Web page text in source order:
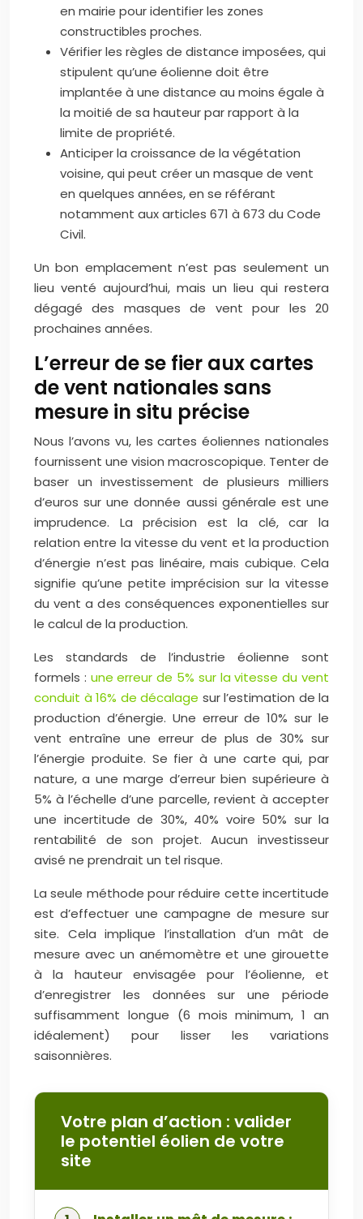
en mairie pour identifier les zones
constructibles proches.
Vérifier les règles de distance imposées, qui
stipulent qu’une éolienne doit être
implantée à une distance au moins égale à
la moitié de sa hauteur par rapport à la
limite de propriété.
Anticiper la croissance de la végétation
voisine, qui peut créer un masque de vent
en quelques années, en se référant
notamment aux articles 671 à 673 du Code
Civil.
Un bon emplacement n’est pas seulement un
lieu venté aujourd’hui, mais un lieu qui restera
dégagé des masques de vent pour les 20
prochaines années.
L’erreur de se fier aux cartes
de vent nationales sans
mesure in situ précise
Nous l’avons vu, les cartes éoliennes nationales
fournissent une vision macroscopique. Tenter de
baser un investissement de plusieurs milliers
d’euros sur une donnée aussi générale est une
imprudence. La précision est la clé, car la
relation entre la vitesse du vent et la production
d’énergie n’est pas linéaire, mais cubique. Cela
signifie qu’une petite imprécision sur la vitesse
du vent a des conséquences exponentielles sur
le calcul de la production.
Les standards de l’industrie éolienne sont
formels : une erreur de 5% sur la vitesse du vent
conduit à 16% de décalage sur l’estimation de la
production d’énergie. Une erreur de 10% sur le
vent entraîne une erreur de plus de 30% sur
l’énergie produite. Se fier à une carte qui, par
nature, a une marge d’erreur bien supérieure à
5% à l’échelle d’une parcelle, revient à accepter
une incertitude de 30%, 40% voire 50% sur la
rentabilité de son projet. Aucun investisseur
avisé ne prendrait un tel risque.
La seule méthode pour réduire cette incertitude
est d’effectuer une campagne de mesure sur
site. Cela implique l’installation d’un mât de
mesure avec un anémomètre et une girouette
à la hauteur envisagée pour l’éolienne, et
d’enregistrer les données sur une période
suffisamment longue (6 mois minimum, 1 an
idéalement) pour lisser les variations
saisonnières.
Votre plan d’action : valider
le potentiel éolien de votre
site